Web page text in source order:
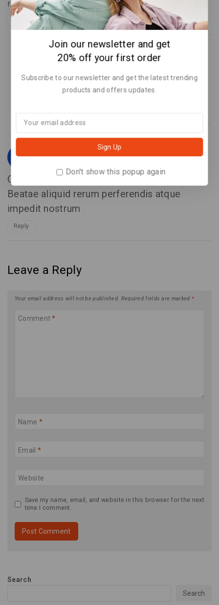
facere et veniam
Admin says:
Thank you so much for your time and effort in reading this.
Reyes Bogisich says:
February 14, 2023 at 11:22 am
Commodi eos voluptatem laborum esse.
Beatae aliquid rerum perferendis atque
impedit nostrum
Reply
Leave a Reply
Your email address will not be published. Required fields are marked *
Comment*
Name *
Email *
Website
Save my name, email, and website in this browser for the next
time I comment.
Search
Search
Join our newsletter and get
20% off your first order
Subscribe to our newsletter and get the latest trending
products and offers updates.
Don't show this popup again